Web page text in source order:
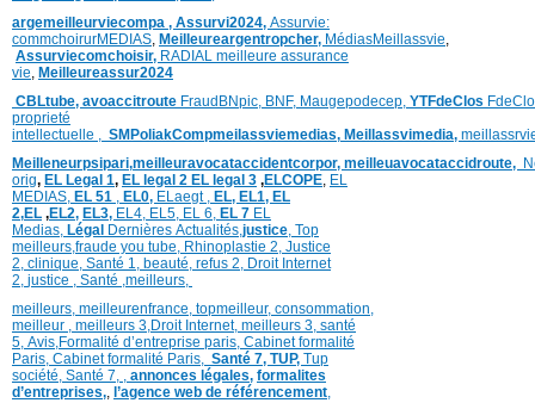
argemeilleurviecompa , Assurvi2024, Assurvie:
commchoirurMEDIAS, Meilleureargentropcher, MédiasMeillassvie,
Assurviecomchoisir, RADIAL meilleure assurance
vie, Meilleureassur2024
CBLtube, avoaccitroute FraudBNpic, BNF, Maugepodecep, YTFdeClos
proprieté
intellectuelle , SMPoliakCompmeilassviemedias, Meillassvimedia,
Meilleneurpsipari,meilleuravocataccidentcorpor, meilleuavocataccidroute,
orig, EL Legal 1, EL legal 2 EL legal 3 ,ELCOPE, EL
MEDIAS, EL 51 , EL0, ELaegt , EL, EL1, EL
2,EL ,EL2, EL3, EL4, EL5, EL 6, EL 7 EL
Medias, Légal Dernières Actualités,justice, Top
meilleurs,fraude you tube, Rhinoplastie 2, Justice
2, clinique, Santé 1, beauté, refus 2, Droit Internet
2, justice , Santé ,meilleurs,
meilleurs, meilleurenfrance, topmeilleur, consommation,
meilleur , meilleurs 3,Droit Internet, meilleurs 3, santé
5, Avis,Formalité d’entreprise paris, Cabinet formalité
Paris, Cabinet formalité Paris, Santé 7, TUP, Tup
société, Santé 7, , annonces légales, formalites
d’entreprises,, l’agence web de référencement,